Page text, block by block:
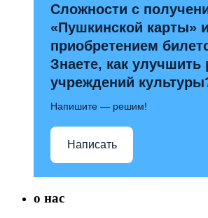
Сложности с
«Пушкинской карты»
приобретением
Знаете, как улучшить
учреждений
Напишите — решим!
Написать
о нас